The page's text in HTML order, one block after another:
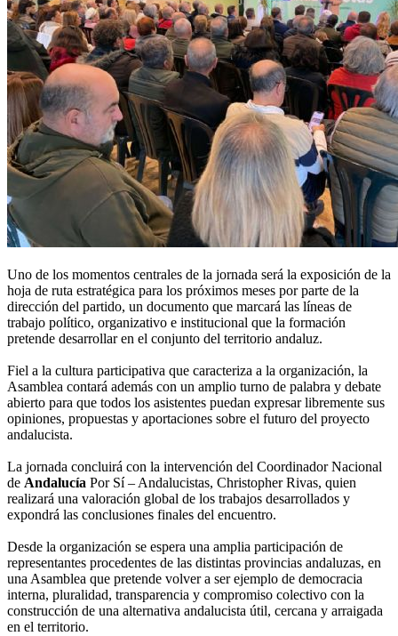
Uno de los momentos centrales de la jornada será la exposición de la
hoja de ruta estratégica para los próximos meses por parte de la
dirección del partido, un documento que marcará las líneas de
trabajo político, organizativo e institucional que la formación
pretende desarrollar en el conjunto del territorio andaluz.
Fiel a la cultura participativa que caracteriza a la organización, la
Asamblea contará además con un amplio turno de palabra y debate
abierto para que todos los asistentes puedan expresar libremente sus
opiniones, propuestas y aportaciones sobre el futuro del proyecto
andalucista.
La jornada concluirá con la intervención del Coordinador Nacional
de Andalucía Por Sí – Andalucistas, Christopher Rivas, quien
realizará una valoración global de los trabajos desarrollados y
expondrá las conclusiones finales del encuentro.
Desde la organización se espera una amplia participación de
representantes procedentes de las distintas provincias andaluzas, en
una Asamblea que pretende volver a ser ejemplo de democracia
interna, pluralidad, transparencia y compromiso colectivo con la
construcción de una alternativa andalucista útil, cercana y arraigada
en el territorio.